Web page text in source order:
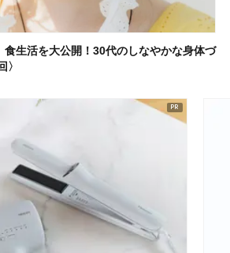
食生活を大公開！30代のしなやかな身体づ
〉